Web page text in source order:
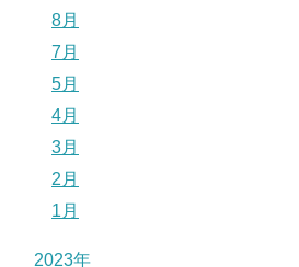
8月
7月
5月
4月
3月
2月
1月
2023年